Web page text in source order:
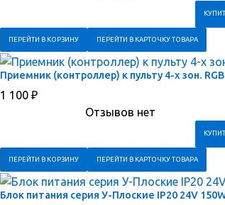
ПЕРЕЙТИ В КОРЗИНУ ПЕРЕЙТИ В КАРТОЧКУ ТОВАРА
Приемник (контроллер) к пульту 4-х зон.
1 100 ₽
Отзывов нет
ПЕРЕЙТИ В КОРЗИНУ ПЕРЕЙТИ В КАРТОЧКУ ТОВАРА
Блок питания серия У-Плоские IP20 24V